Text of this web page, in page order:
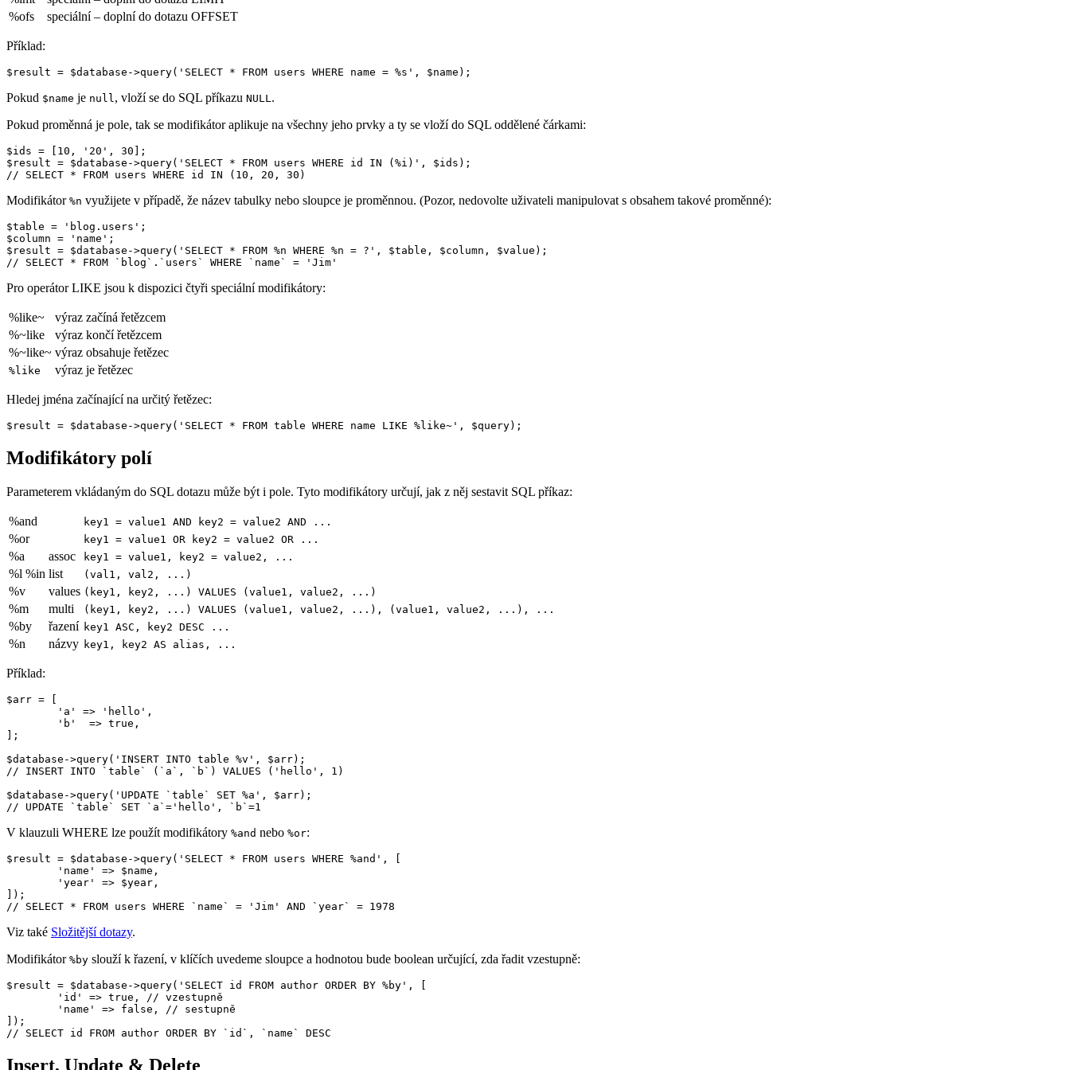
%ofs
speciální – doplní do dotazu OFFSET
Příklad:
Pokud $name je null, vloží se do SQL příkazu NULL.
Pokud proměnná je pole, tak se modifikátor aplikuje na všechny jeho prvky a ty se vloží do SQL oddělené čárkami:
$ids = [10, '20', 30];
$result = $database->query('SELECT * FROM users WHERE id IN (%i)', $ids);
Modifikátor %n využijete v případě, že název tabulky nebo sloupce je proměnnou. (Pozor, nedovolte uživateli manipulovat s obsahem takové proměnné):
$table = 'blog.users';
$column = 'name';
$result = $database->query('SELECT * FROM %n WHERE %n = ?', $table, $column, $value);
Pro operátor LIKE jsou k dispozici čtyři speciální modifikátory:
%like~
výraz začíná řetězcem
%~like
výraz končí řetězcem
%~like~ výraz obsahuje řetězec
%like výraz je řetězec
Hledej jména začínající na určitý řetězec:
Modifikátory polí
Parameterem vkládaným do SQL dotazu může být i pole. Tyto modifikátory určují, jak z něj sestavit SQL příkaz:
%and key1 = value1 AND key2 = value2 AND ...
%or key1 = value1 OR key2 = value2 OR ...
%a assoc key1 = value1, key2 = value2, ...
%l %in list (val1, val2, ...)
%v values (key1, key2, ...) VALUES (value1, value2, ...)
%m multi (key1, key2, ...) VALUES (value1, value2, ...), (value1, value2, ...), ...
%by řazení key1 ASC, key2 DESC ...
%n názvy key1, key2 AS alias, ...
Příklad:
$arr = [
];
$database->query('INSERT INTO table %v', $arr);
// INSERT INTO `table` (`a`, `b`) VALUES ('hello', 1)
$database->query('UPDATE `table` SET %a', $arr);
V klauzuli WHERE lze použít modifikátory %and nebo %or:
$result = $database->query('SELECT * FROM users WHERE %and', [
]);
Viz také Složitější dotazy.
Modifikátor %by slouží k řazení, v klíčích uvedeme sloupce a hodnotou bude boolean určující, zda řadit vzestupně:
$result = $database->query('SELECT id FROM author ORDER BY %by', [
]);
Insert, Update & Delete